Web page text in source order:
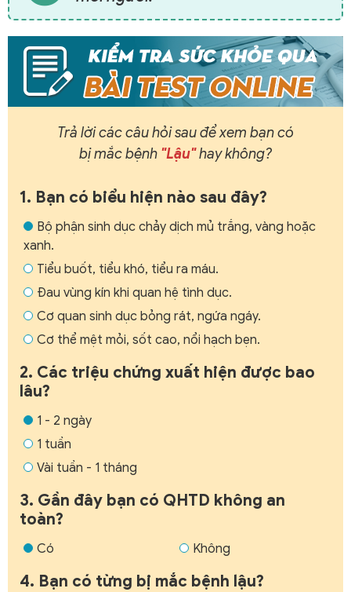
Trả lời các câu hỏi sau để xem bạn có
bị mắc bệnh "Lậu"hay không?
1. Bạn có biểu hiện nào sau đây?
Bộ phận sinh dục chảy dịch mủ trắng, vàng hoặc
xanh.
Tiểu buốt, tiểu khó, tiểu ra máu.
Đau vùng kín khi quan hệ tình dục.
Cơ quan sinh dục bỏng rát, ngứa ngáy.
Cơ thể mệt mỏi, sốt cao, nổi hạch bẹn.
2. Các triệu chứng xuất hiện được bao
lâu?
1 - 2 ngày
1 tuần
Vài tuần - 1 tháng
3. Gần đây bạn có QHTD không an
toàn?
Có Không
4. Bạn có từng bị mắc bệnh lậu?